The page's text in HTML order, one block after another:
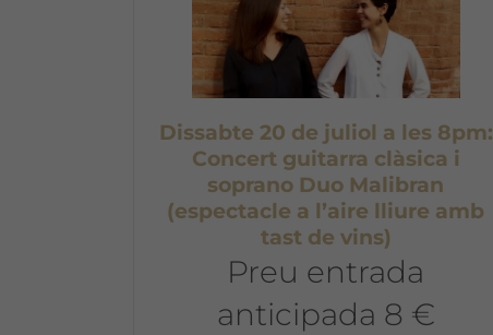
Dissabte 20 de juliol a les 8pm:
Concert guitarra clàsica i
soprano Duo Malibran
(espectacle a l’aire lliure amb
tast de vins)
Preu entrada
anticipada 8 €